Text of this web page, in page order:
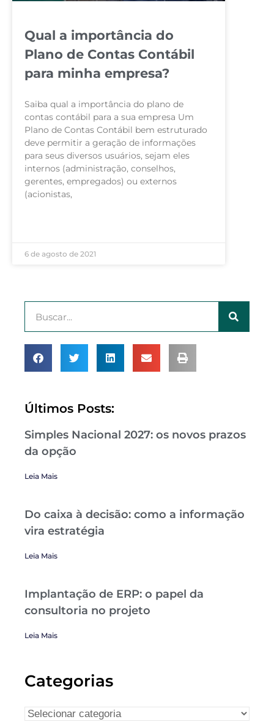
Qual a importância do
Plano de Contas Contábil
para minha empresa?
Saiba qual a importância do plano de
contas contábil para a sua empresa Um
Plano de Contas Contábil bem estruturado
deve permitir a geração de informações
para seus diversos usuários, sejam eles
internos (administração, conselhos,
gerentes, empregados) ou externos
(acionistas,
6 de agosto de 2021
Últimos Posts:
Simples Nacional 2027: os novos prazos
da opção
Leia Mais
Do caixa à decisão: como a informação
vira estratégia
Leia Mais
Implantação de ERP: o papel da
consultoria no projeto
Leia Mais
Categorias